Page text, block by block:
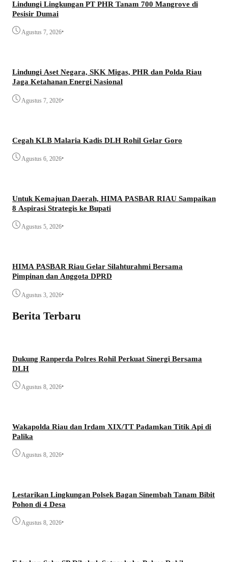
Lindungi Lingkungan PT PHR Tanam 700 Mangrove di
Pesisir Dumai
Agustus 7, 2026•
Lindungi Aset Negara, SKK Migas, PHR dan Polda Riau
Jaga Ketahanan Energi Nasional
Agustus 7, 2026•
Cegah KLB Malaria Kadis DLH Rohil Gelar Goro
Agustus 6, 2026•
Untuk Kemajuan Daerah, HIMA PASBAR RIAU Sampaikan
8 Aspirasi Strategis ke Bupati
Agustus 5, 2026•
HIMA PASBAR Riau Gelar Silahturahmi Bersama
Pimpinan dan Anggota DPRD
Agustus 3, 2026•
Berita Terbaru
Dukung Ranperda Polres Rohil Perkuat Sinergi Bersama
DLH
Agustus 8, 2026•
Wakapolda Riau dan Irdam XIX/TT Padamkan Titik Api di
Palika
Agustus 8, 2026•
Lestarikan Lingkungan Polsek Bagan Sinembah Tanam Bibit
Pohon di 4 Desa
Agustus 8, 2026•